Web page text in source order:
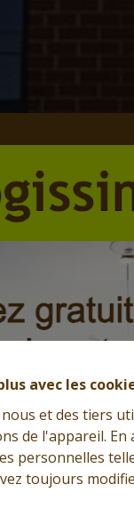
avec les
et des tiers
de l'appareil. En
personnelles
toujours